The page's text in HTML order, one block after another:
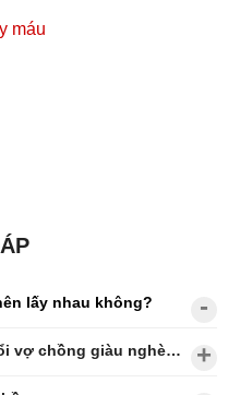
máu
lấy nhau không?
Câu hỏi: Ý nghĩa của việc xem tuổi vợ chồng giàu nghèo?